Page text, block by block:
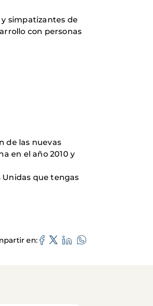
simpatizantes de
con personas
de las nuevas
en el año 2010 y
Unidas que tengas
en